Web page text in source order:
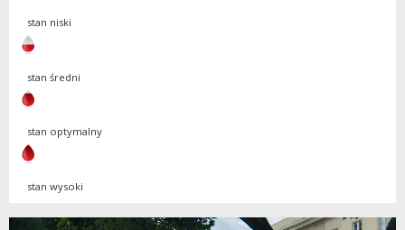
stan niski
stan średni
stan optymalny
stan wysoki